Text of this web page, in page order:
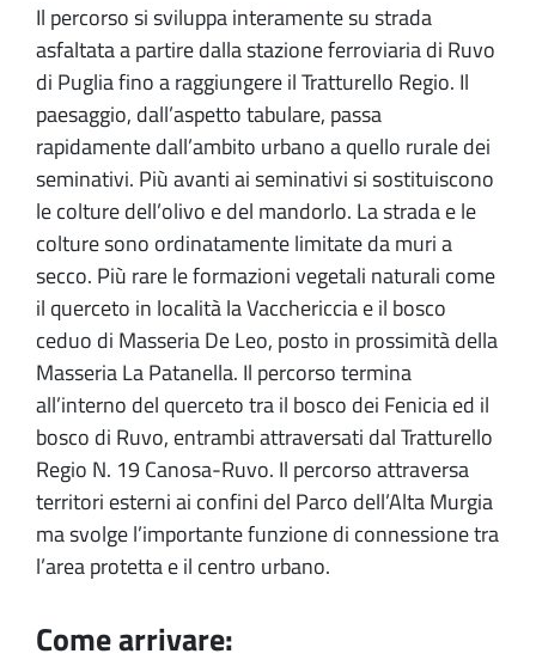
Il percorso si sviluppa interamente su strada
asfaltata a partire dalla stazione ferroviaria di Ruvo
di Puglia fino a raggiungere il Tratturello Regio. Il
paesaggio, dall’aspetto tabulare, passa
rapidamente dall’ambito urbano a quello rurale dei
seminativi. Più avanti ai seminativi si sostituiscono
le colture dell’olivo e del mandorlo. La strada e le
colture sono ordinatamente limitate da muri a
secco. Più rare le formazioni vegetali naturali come
il querceto in località la Vacchericcia e il bosco
ceduo di Masseria De Leo, posto in prossimità della
Masseria La Patanella. Il percorso termina
all’interno del querceto tra il bosco dei Fenicia ed il
bosco di Ruvo, entrambi attraversati dal Tratturello
Regio N. 19 Canosa-Ruvo. Il percorso attraversa
territori esterni ai confini del Parco dell’Alta Murgia
ma svolge l’importante funzione di connessione tra
l’area protetta e il centro urbano.
Come arrivare: